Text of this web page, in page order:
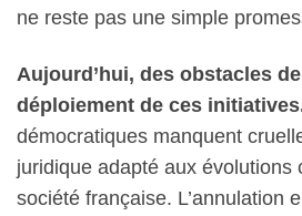
ne reste pas une simple
Aujourd’hui, des obstacles
déploiement de ces
démocratiques manquent
juridique adapté aux évolutions
société française. L’annulation